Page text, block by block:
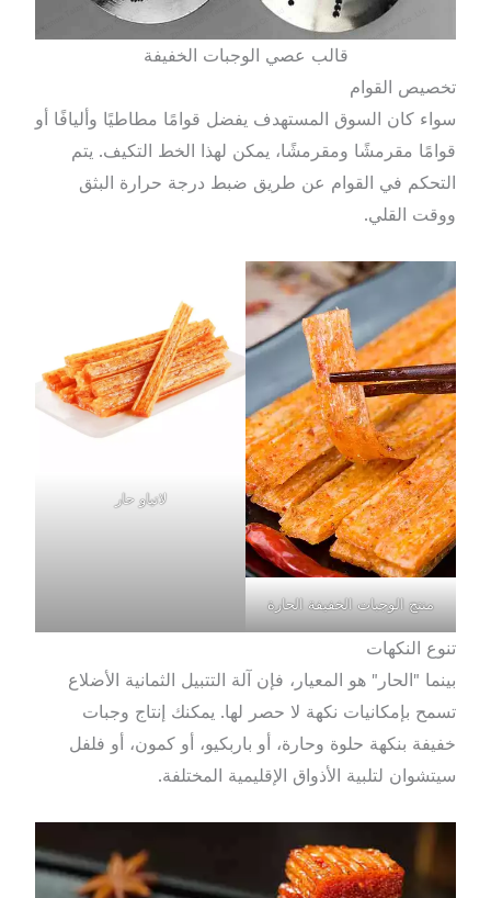
قالب عصي الوجبات الخفيفة
تخصيص القوام
سواء كان السوق المستهدف يفضل قوامًا مطاطيًا وأليافًا أو
قوامًا مقرمشًا ومقرمشًا، يمكن لهذا الخط التكيف. يتم
التحكم في القوام عن طريق ضبط درجة حرارة البثق
ووقت القلي.
منتج الوجبات الخفيفة الحارة
لاتياو حار
تنوع النكهات
بينما "الحار" هو المعيار، فإن آلة التتبيل الثمانية الأضلاع
تسمح بإمكانيات نكهة لا حصر لها. يمكنك إنتاج وجبات
خفيفة بنكهة حلوة وحارة، أو باربكيو، أو كمون، أو فلفل
سيتشوان لتلبية الأذواق الإقليمية المختلفة.